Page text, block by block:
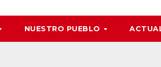
NUESTRO PUEBLO